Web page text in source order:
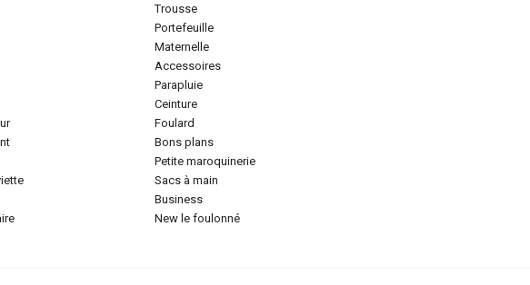
trousse
portefeuille
maternelle
accessoires
parapluie
ceinture
foulard
bons plans
petite maroquinerie
sacs à main
business
new le foulonné